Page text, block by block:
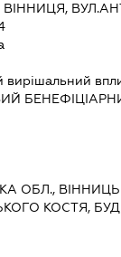
ВІННИЦЯ,
вирішальний
ОБЛ.,
КОСТЯ,